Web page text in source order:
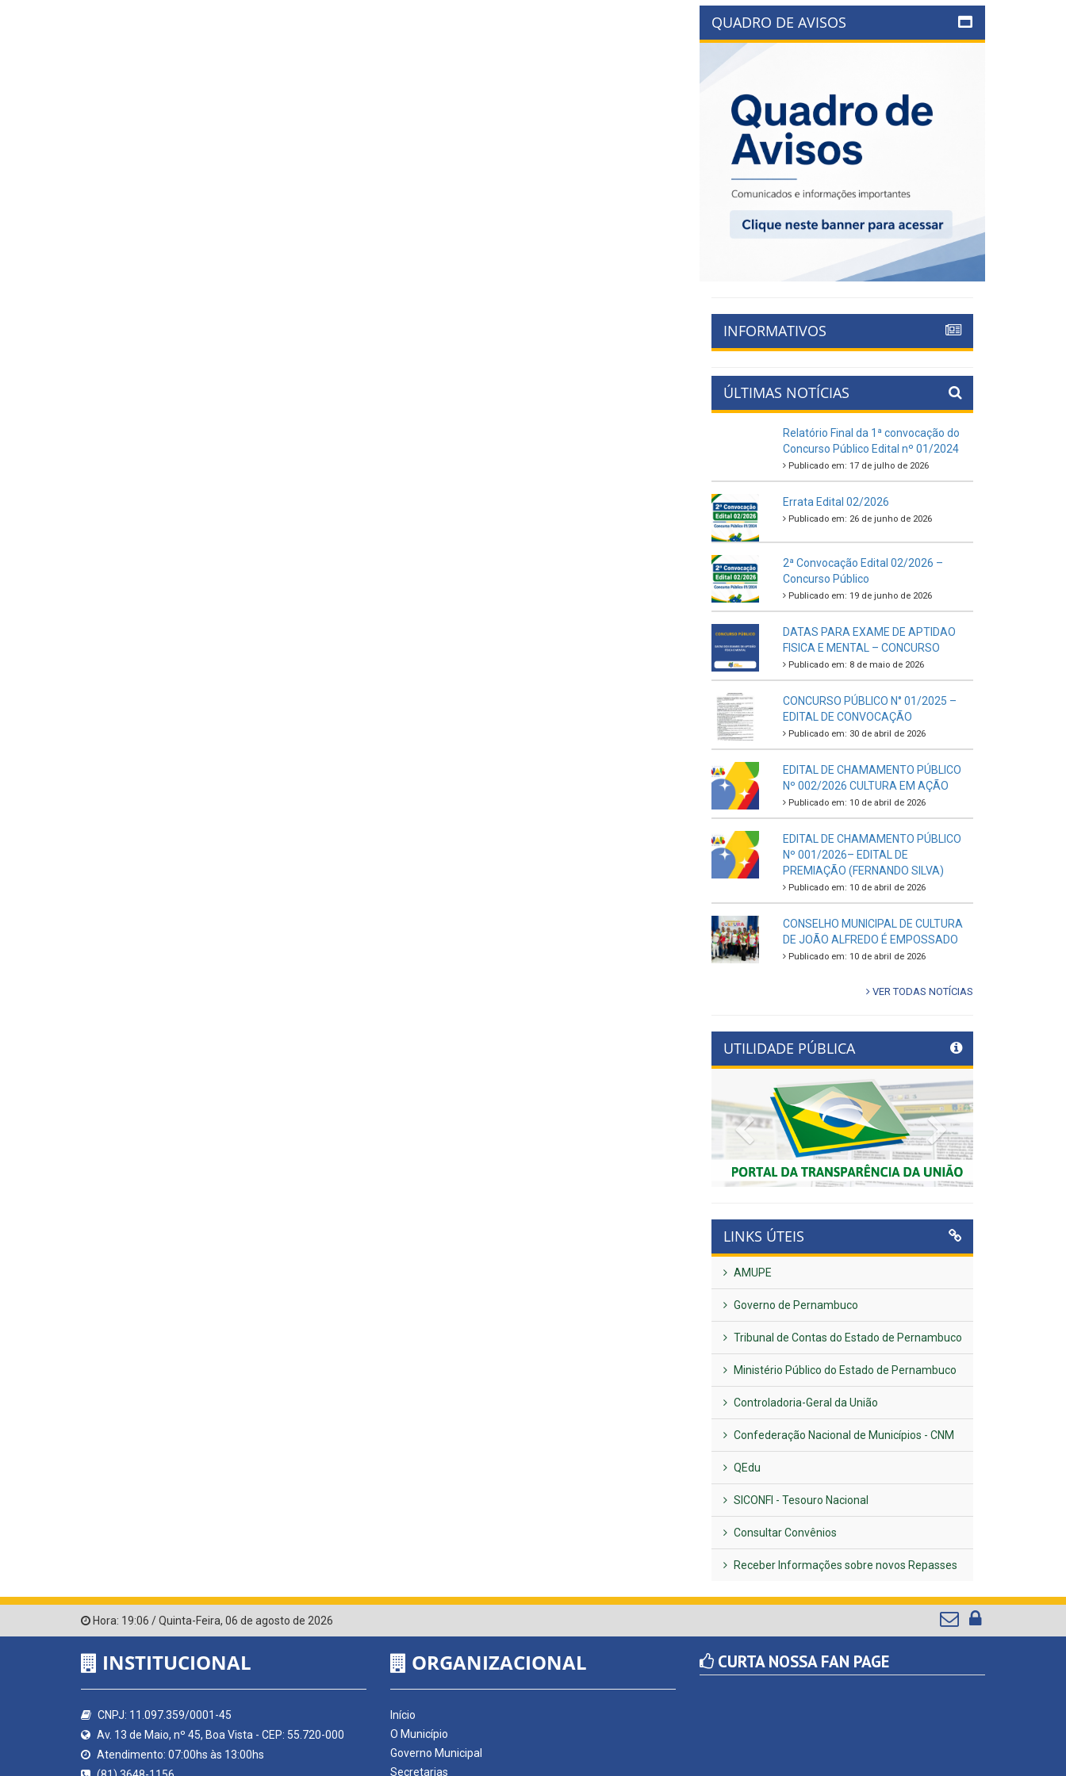
QUADRO DE AVISOS
INFORMATIVOS
ÚLTIMAS NOTÍCIAS
Relatório Final da 1ª convocação do
Concurso Público Edital nº 01/2024
Publicado em: 17 de julho de 2026
Errata Edital 02/2026
Publicado em: 26 de junho de 2026
2ª Convocação Edital 02/2026 –
Concurso Público
Publicado em: 19 de junho de 2026
DATAS PARA EXAME DE APTIDAO
FISICA E MENTAL – CONCURSO
Publicado em: 8 de maio de 2026
CONCURSO PÚBLICO N° 01/2025 –
EDITAL DE CONVOCAÇÃO
Publicado em: 30 de abril de 2026
EDITAL DE CHAMAMENTO PÚBLICO
Nº 002/2026 CULTURA EM AÇÃO
Publicado em: 10 de abril de 2026
EDITAL DE CHAMAMENTO PÚBLICO
Nº 001/2026– EDITAL DE
PREMIAÇÃO (FERNANDO SILVA)
Publicado em: 10 de abril de 2026
CONSELHO MUNICIPAL DE CULTURA
DE JOÃO ALFREDO É EMPOSSADO
Publicado em: 10 de abril de 2026
VER TODAS NOTÍCIAS
UTILIDADE PÚBLICA
Previous Next
LINKS ÚTEIS
AMUPE
Governo de Pernambuco
Tribunal de Contas do Estado de Pernambuco
Ministério Público do Estado de Pernambuco
Controladoria-Geral da União
Confederação Nacional de Municípios - CNM
QEdu
SICONFI - Tesouro Nacional
Consultar Convênios
Receber Informações sobre novos Repasses
Hora: 19:06 /Quinta-Feira, 06 de agosto de 2026
INSTITUCIONAL
CNPJ: 11.097.359/0001-45
Av. 13 de Maio, nº 45, Boa Vista - CEP: 55.720-000
Atendimento: 07:00hs às 13:00hs
ORGANIZACIONAL
Início
O Município
Governo Municipal
Secretarias
CURTA NOSSA FAN PAGE